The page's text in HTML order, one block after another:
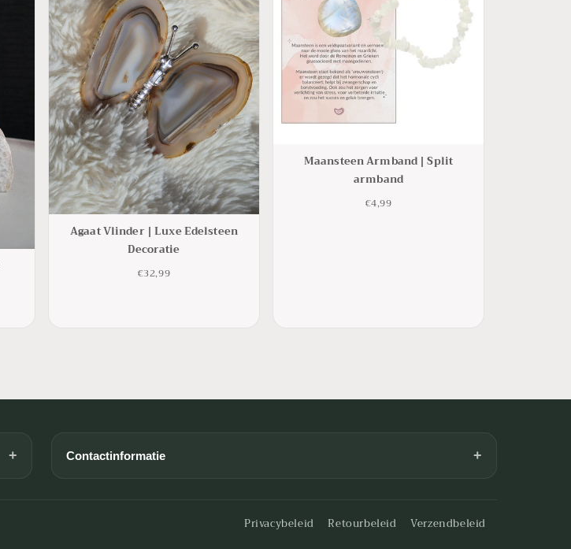
Agaat Vlinder | Luxe Edelsteen
Decoratie
€32,99
Maansteen Armband | Split
armband
€4,99
+ Contactinformatie +
Privacybeleid Retourbeleid Verzendbeleid